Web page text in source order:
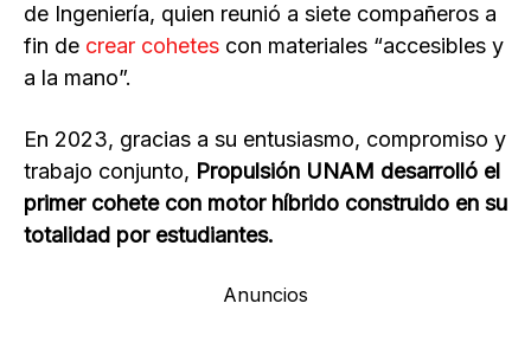
de Ingeniería, quien reunió a siete compañeros a
fin de crear cohetes con materiales “accesibles y
a la mano”.
En 2023, gracias a su entusiasmo, compromiso y
trabajo conjunto, Propulsión UNAM desarrolló el
primer cohete con motor híbrido construido en su
totalidad por estudiantes.
Anuncios